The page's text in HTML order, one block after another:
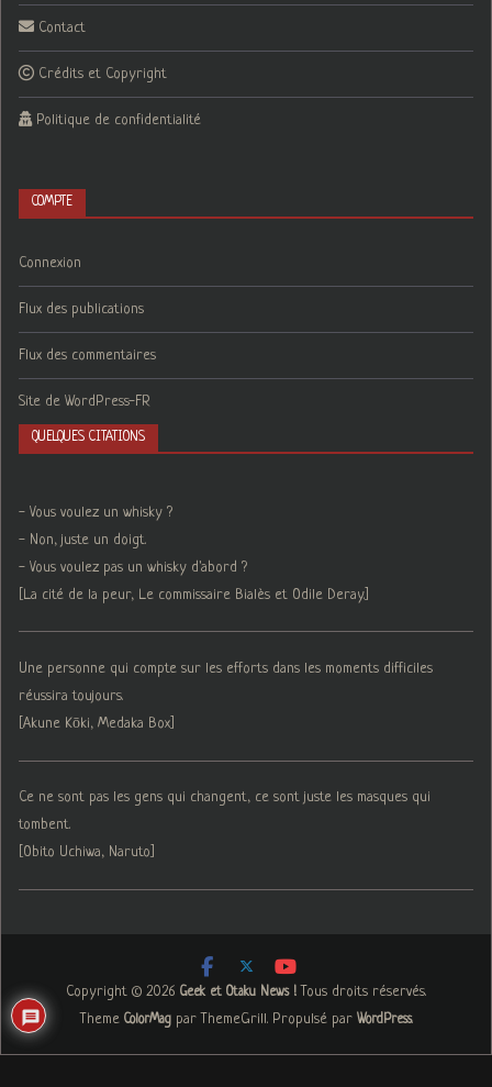
Contact
Crédits et Copyright
Politique de confidentialité
COMPTE
Connexion
Flux des publications
Flux des commentaires
Site de WordPress-FR
QUELQUES CITATIONS
- Vous voulez un whisky ?
- Non, juste un doigt.
- Vous voulez pas un whisky d'abord ?
[La cité de la peur, Le commissaire Bialès et Odile Deray.]
Une personne qui compte sur les efforts dans les moments difficiles
réussira toujours.
[Akune Kōki, Medaka Box]
Ce ne sont pas les gens qui changent, ce sont juste les masques qui
tombent.
[Obito Uchiwa, Naruto]
Copyright © 2026 Geek et Otaku News !. Tous droits réservés.
Theme ColorMagpar ThemeGrill. Propulsé par WordPress.